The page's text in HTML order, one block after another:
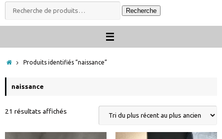
Recherche
pour :
Recherche
Accueil
Produits identifiés “naissance”
naissance
21 résultats affichés
plus